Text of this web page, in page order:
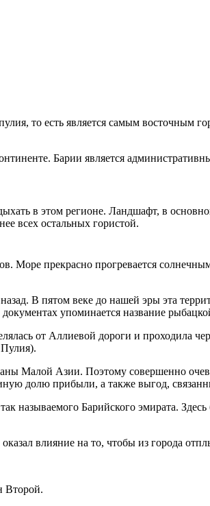
то есть является самым восточным
Барии является
в этом регионе. Ландшафт, в
всех остальных гористой.
Море прекрасно прогревается
В пятом веке до нашей эры эта
упоминается название
от Аллиевой дороги и проходила
Малой Азии. Поэтому совершенно
долю прибыли, а также выгод,
называемого Барийского эмирата.
влияние на то, чтобы из города
Второй.